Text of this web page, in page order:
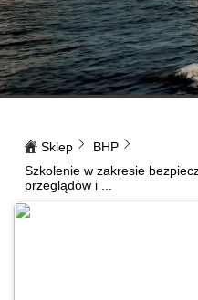
Sklep
BHP
Szkolenie w zakresie
przeglądów i ...